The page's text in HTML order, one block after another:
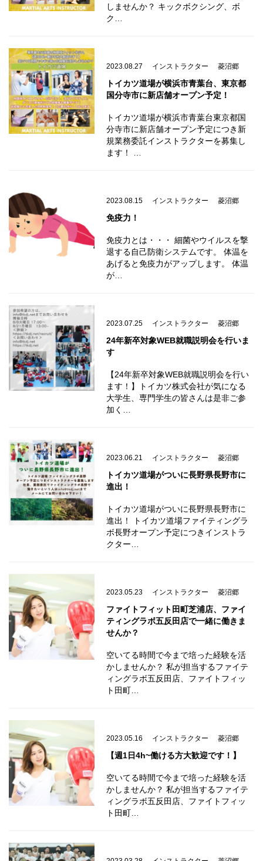
しませんか？ キックボクシング、ボ
ク…
2023.08.27 インストラクター 菱沼郷
トイカツ道場が横浜市青葉台、東京都
国分寺市に新店舗オープン予定！
トイカツ道場が横浜市青葉台東京都国
分寺市に新店舗オープン予定につき新
規業務委託インストラクターを募集し
ます！ …
2023.08.15 インストラクター 菱沼郷
免疫力！
免疫力とは・・・ 細菌やウイルスを撃
退する自己防衛システムです。 体温を
あげると免疫力がアップします。 体温
が…
2023.07.25 インストラクター 菱沼郷
24年新卒対象WEB就職説明会を行いま
す
【24年新卒対象WEB就職説明会を行い
ます！】トイカツ株式会社が気になる
大学生、専門学生の皆さんは是非ご参
加く…
2023.06.21 インストラクター 菱沼郷
トイカツ道場がついに長野県長野市に
進出！
トイカツ道場がついに長野県長野市に
進出！ トイカツ道場ファイティングラ
ボ長野オープン予定につきインストラ
クター…
2023.05.23 インストラクター 菱沼郷
ファイトフィット田町芝浦店、ファイ
ティングラボ五反田店で一緒に働きま
せんか？
空いてる時間で今まで培った経験を活
かしませんか？ 私が担当するファイテ
ィングラボ五反田店、ファイトフィッ
ト田町…
2023.05.16 インストラクター 菱沼郷
【週1日4h~働ける方大歓迎です！】
空いてる時間で今まで培った経験を活
かしませんか？ 私が担当するファイテ
ィングラボ五反田店、ファイトフィッ
ト田町…